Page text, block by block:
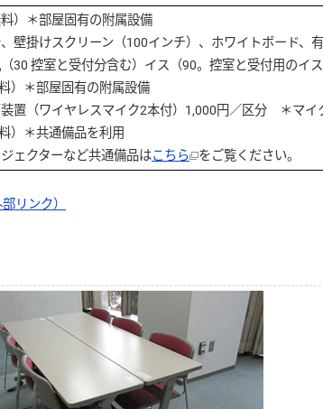
料）＊部屋固有の附属設備
壁掛けスクリーン（100インチ）、ホワイトボード、有
30 控室と受付分含む）イス（90。控室と受付用のイス
料）＊部屋固有の附属設備
置（ワイヤレスマイク2本付）1,000円／区分 ＊マイ
料）＊共通備品を利用
ェクターなど共通備品はこちら をご覧ください。
部リンク）